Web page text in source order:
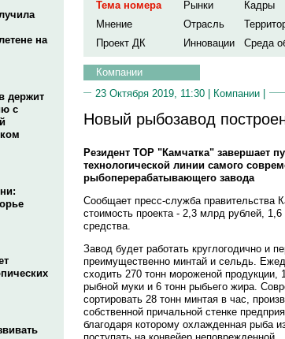
на
держит
с
Тема номера
Рынки Кадры
Мнение
Отрасль
Проект ДК
Инновации Среда
Компании
23 Октября 2019, 11:30 | Компании |
Новый рыбозавод
Резидент ТОР "Камчатка" завершает
технологической линии самого
рыбоперерабатывающего завода
Сообщает пресс-служба правительства
стоимость проекта - 2,3 млрд рублей,
средства.
Завод будет работать круглогодично и
преимущественно минтай и сельдь.
сходить 270 тонн мороженой продукции,
рыбной муки и 6 тонн рыбьего жира.
сортировать 28 тонн минтая в час,
собственной причальной стенке
благодаря которому охлажденная рыба
поступать на конвейер неповрежденной.